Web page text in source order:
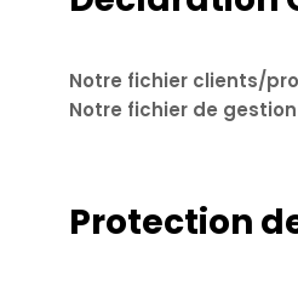
Notre fichier clients/
Notre fichier de
Protection